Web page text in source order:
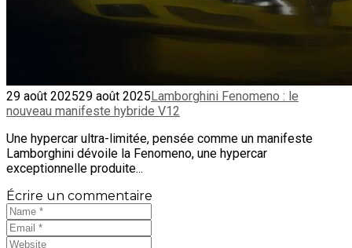
29 août 202529 août 2025Lamborghini Fenomeno : le
nouveau manifeste hybride V12
Une hypercar ultra-limitée, pensée comme un manifeste
Lamborghini dévoile la Fenomeno, une hypercar
exceptionnelle produite...
Écrire un commentaire